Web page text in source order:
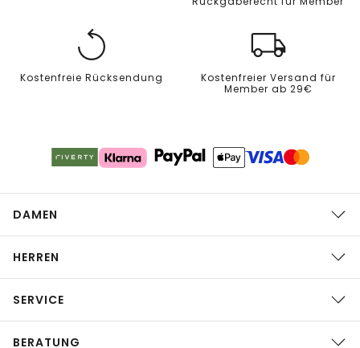
Kostenfreie Rücksendung
Kostenfreier Versand für
Member ab 29€
DAMEN
HERREN
SERVICE
BERATUNG